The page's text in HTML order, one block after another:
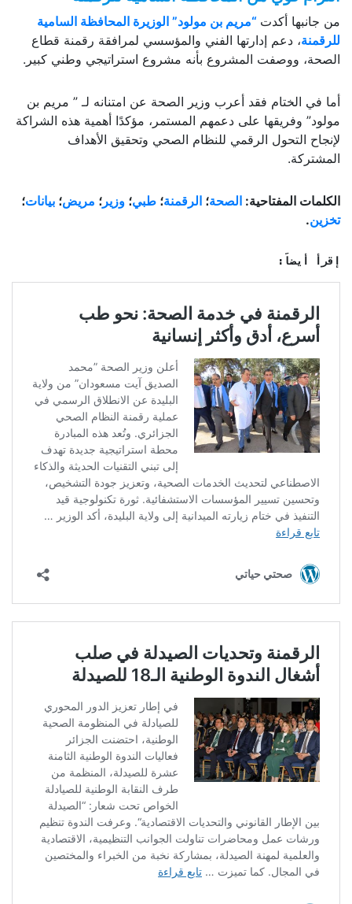
من جانبها أكدت “مريم بن مولود” الوزيرة المحافظة السامية
للرقمنة، دعم إدارتها الفني والمؤسسي لمرافقة رقمنة قطاع
الصحة، ووصفت المشروع بأنه مشروع استراتيجي وطني كبير.
أما في الختام فقد أعرب وزير الصحة عن امتنانه لـ ” مريم بن
مولود” وفريقها على دعمهم المستمر، مؤكدًا أهمية هذه الشراكة
لإنجاح التحول الرقمي للنظام الصحي وتحقيق الأهداف
المشتركة.
الكلمات المفتاحية: الصحة؛ الرقمنة؛ طبي؛ وزير ؛ مريض؛ بيانات؛
تخزين.
إقرأ أيضاً: